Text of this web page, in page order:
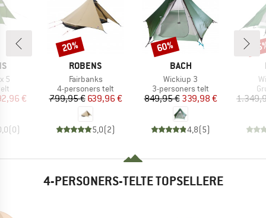
5
pris
€
(0)
MÆRKE
ROBENS
Artikel
Fairbanks
Produktgruppe
4-personers telt
Pris
799,95 €Nedsat pris
639,96 €
5,0(2)
Rabat
20%
MÆRKE
BACH
Artikel
Wickiup 3
Produktgruppe
3-personers telt
Pris
849,95 €Nedsat pris
339,98 €
4,8(5)
Rabat
60%
4-PERSONERS-TELTE TOPSELLERE